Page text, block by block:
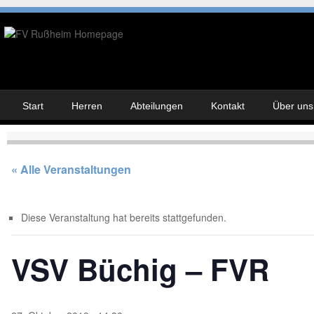
Menu
Start Herren Abteilungen Kontakt Über uns
« Alle Veranstaltungen
Diese Veranstaltung hat bereits stattgefunden.
VSV Büchig – FVR